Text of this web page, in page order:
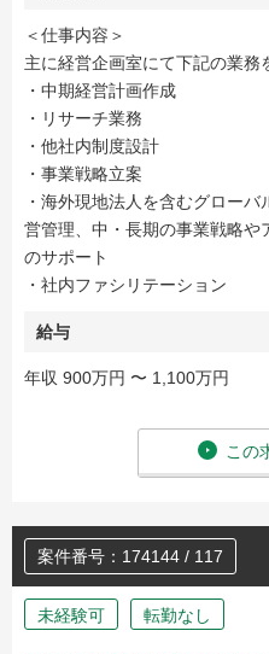
＜仕事内容＞
主に経営企画室にて下記の業務
・中期経営計画作成
・リサーチ業務
・他社内制度設計
・事業戦略立案
・海外現地法人を含むグロー
営管理、中・長期の事業戦略
のサポート
・社内ファシリテーション
給与
年収 900万円 〜 1,100万円
この
案件番号：174144 / 117
未経験可 転勤なし